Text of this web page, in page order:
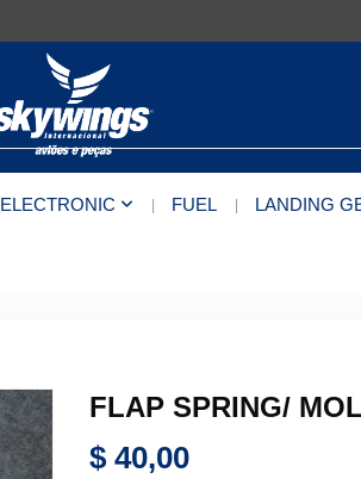
ELECTRONIC FUEL LANDING
FLAP SPRING/
$ 40,00